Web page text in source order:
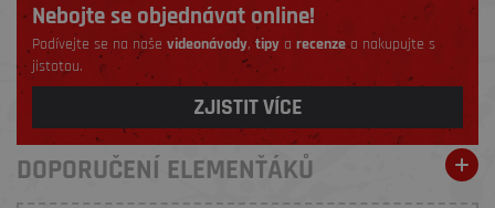
Nebojte se objednávat online!
Podívejte se na naše videonávody,tipy a recenzea nakupujte s
jistotou.
ZJISTIT VÍCE
DOPORUČENÍ ELEMENŤÁKŮ